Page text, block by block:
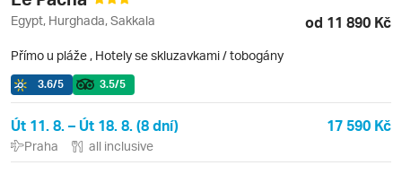
Egypt, Hurghada, Sakkala od 11 890 Kč
Přímo u pláže , Hotely se skluzavkami / tobogány
3.6/5 3.5/5
Út 11. 8. – Út 18. 8. (8 dní) 17 590 Kč
Praha all inclusive